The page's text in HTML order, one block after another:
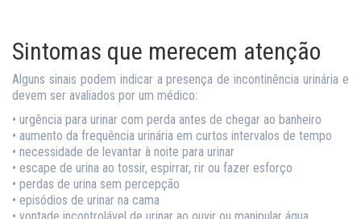
Sintomas que merecem atenção
Alguns sinais podem indicar a presença de incontinência urinária e
devem ser avaliados por um médico:
• urgência para urinar com perda antes de chegar ao banheiro
• aumento da frequência urinária em curtos intervalos de tempo
• necessidade de levantar à noite para urinar
• escape de urina ao tossir, espirrar, rir ou fazer esforço
• perdas de urina sem percepção
• episódios de urinar na cama